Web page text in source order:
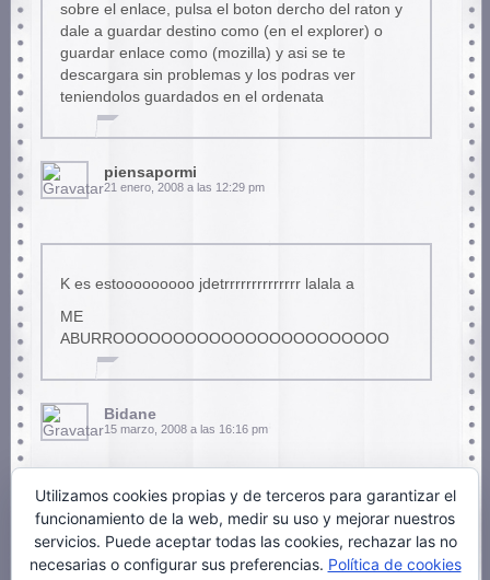
sobre el enlace, pulsa el boton dercho del raton y
dale a guardar destino como (en el explorer) o
guardar enlace como (mozilla) y asi se te
descargara sin problemas y los podras ver
teniendolos guardados en el ordenata
piensapormi
21 enero, 2008 a las 12:29 pm
K es estooooooooo jdetrrrrrrrrrrrrrr lalala a
ME
ABURROOOOOOOOOOOOOOOOOOOOOOO
Bidane
15 marzo, 2008 a las 16:16 pm
INCREIBLE, GRACIAS!!
Y que pelotudo Bidane
Utilizamos cookies propias y de terceros para garantizar el
funcionamiento de la web, medir su uso y mejorar nuestros
servicios. Puede aceptar todas las cookies, rechazar las no
necesarias o configurar sus preferencias. Política de cookies